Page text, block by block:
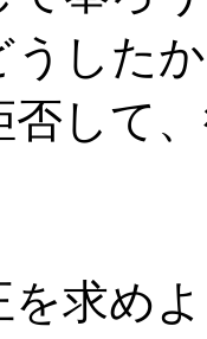
うした
否して
求め